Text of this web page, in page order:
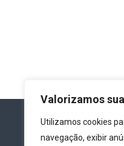
Valorizamos
Utilizamos cookies
navegação, exibir